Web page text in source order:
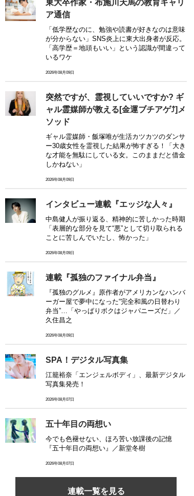
東大卒作家・布施川天馬の教育キャリ
ア通信
「低学歴なのに、勉強や読書が好きなのは意味
が分からない」SNS炎上に東大出身者が反応。
「高学歴＝地頭もいい」という認識が間違って
いるワケ
2026年08月09日
突然ですが、霊視していいですか? ギ
ャル霊媒師が教える[金運ブチアゲ⤴]メ
ソッド
ギャル霊媒師・飯塚唯が生活カツカツのダンサ
ー30歳女性を霊視した結果が怖すぎる！「大き
な才能を無駄にしている女。このままだと借金
しかねない」
2026年08月09日
インタビュー連載『エッジな人々』
中島健人が振り返る、精神的に苦しかった時期
「表層的な部分を見て“悪”として切り取られる
ことに苦しんでいたし、怖かった」
2026年08月09日
連載『孤独のファイナル弁当』
『孤独のグルメ』原作者がアメリカンなハンバ
ーガー屋で夢中になった“完全和風の日替わり
弁当”…「やっぱりボクはジャパニーズだ」／
久住昌之
2026年08月09日
SPA！デジタル写真集
江籠裕奈「エンジェルボディ」、最新デジタル
写真集発売！
2026年08月07日
五十年目の両想い
今でも色褪せない、ほろ苦い放課後の記憶
『五十年目の両想い』／新堂冬樹
2026年08月07日
連載一覧を見る